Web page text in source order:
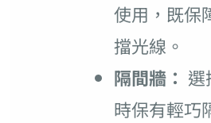
使用，既保
擋光線。
隔間牆： 選
時保有輕巧